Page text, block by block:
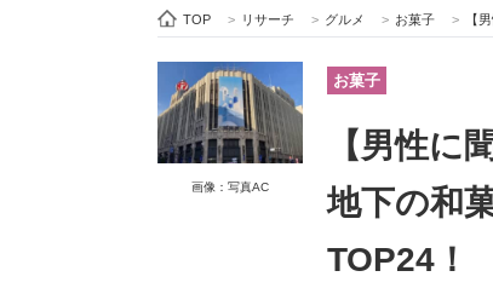
ビジネスと働き方のヒント
ITエンジニア向け専門サイト 企
TOP > リサーチ > グルメ > お菓子 > 【男
画像：写真AC
お菓子
【男性に
地下の和
TOP24！